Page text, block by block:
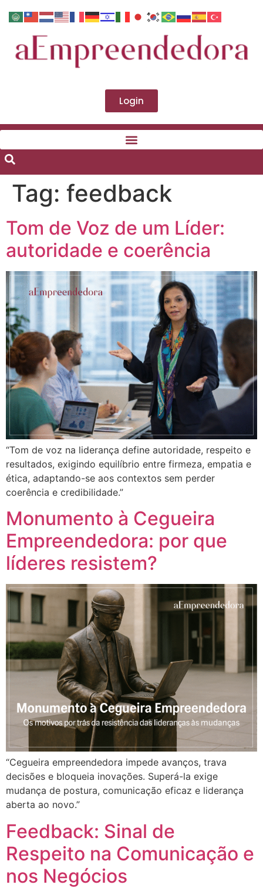
Login
Tag: feedback
Tom de Voz de um Líder:
autoridade e coerência
“Tom de voz na liderança define autoridade, respeito e
resultados, exigindo equilíbrio entre firmeza, empatia e
ética, adaptando-se aos contextos sem perder
coerência e credibilidade.”
Monumento à Cegueira
Empreendedora: por que
líderes resistem?
“Cegueira empreendedora impede avanços, trava
decisões e bloqueia inovações. Superá-la exige
mudança de postura, comunicação eficaz e liderança
aberta ao novo.”
Feedback: Sinal de
Respeito na Comunicação e
nos Negócios